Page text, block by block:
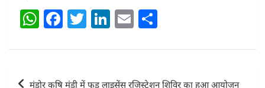
W
at
s
F
c
e
T
itt
er
Li
k
e
E
ai
l
ar
e
Postमंडोर कृषि मंडी में फूड लाइसेंस रजिस्ट्रेशन शिविर का हुआ आयोजन